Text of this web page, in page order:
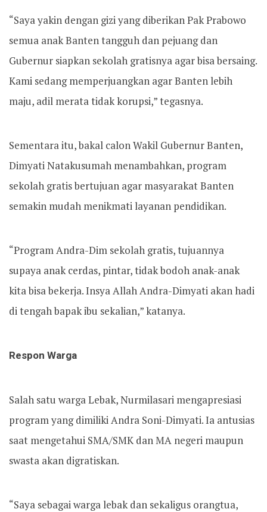
“Saya yakin dengan gizi yang diberikan Pak Prabowo
semua anak Banten tangguh dan pejuang dan
Gubernur siapkan sekolah gratisnya agar bisa bersaing.
Kami sedang memperjuangkan agar Banten lebih
maju, adil merata tidak korupsi,” tegasnya.
Sementara itu, bakal calon Wakil Gubernur Banten,
Dimyati Natakusumah menambahkan, program
sekolah gratis bertujuan agar masyarakat Banten
semakin mudah menikmati layanan pendidikan.
“Program Andra-Dim sekolah gratis, tujuannya
supaya anak cerdas, pintar, tidak bodoh anak-anak
kita bisa bekerja. Insya Allah Andra-Dimyati akan hadi
di tengah bapak ibu sekalian,” katanya.
Respon Warga
Salah satu warga Lebak, Nurmilasari mengapresiasi
program yang dimiliki Andra Soni-Dimyati. Ia antusias
saat mengetahui SMA/SMK dan MA negeri maupun
swasta akan digratiskan.
“Saya sebagai warga lebak dan sekaligus orangtua,